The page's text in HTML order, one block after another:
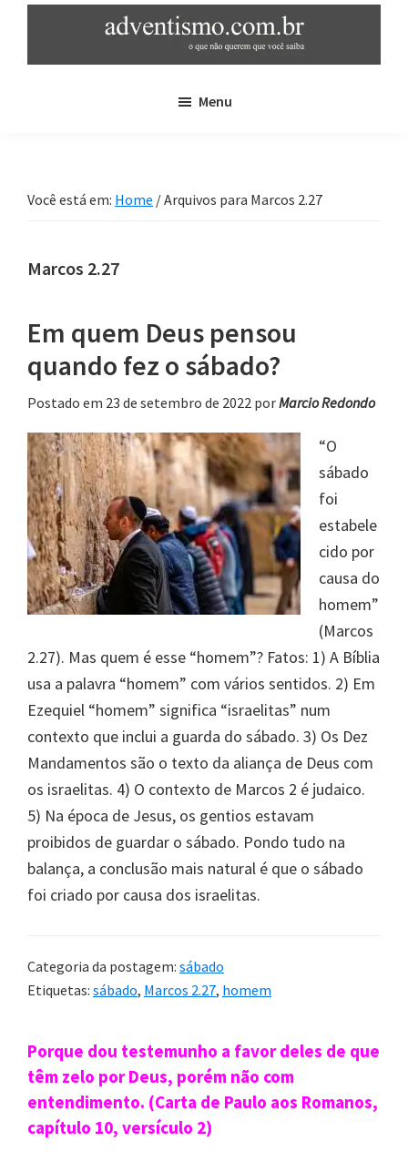
main
sidebar
que
saiba
Menu
Você está em: Home /Arquivos para Marcos 2.27
Marcos 2.27
Em quem Deus pensou
quando fez o sábado?
Postado em 23 de setembro de 2022 porMarcio Redondo
“O
sábado
foi
estabele
cido por
causa do
homem”
(Marcos
2.27). Mas quem é esse “homem”? Fatos: 1) A Bíblia
usa a palavra “homem” com vários sentidos. 2) Em
Ezequiel “homem” significa “israelitas” num
contexto que inclui a guarda do sábado. 3) Os Dez
Mandamentos são o texto da aliança de Deus com
os israelitas. 4) O contexto de Marcos 2 é judaico.
5) Na época de Jesus, os gentios estavam
proibidos de guardar o sábado. Pondo tudo na
balança, a conclusão mais natural é que o sábado
foi criado por causa dos israelitas.
Categoria da postagem: sábado
Etiquetas: sábado, Marcos 2.27, homem
Sidebar
primária
Porque dou testemunho a favor deles de que
têm zelo por Deus, porém não com
entendimento. (Carta de Paulo aos Romanos,
capítulo 10, versículo 2)